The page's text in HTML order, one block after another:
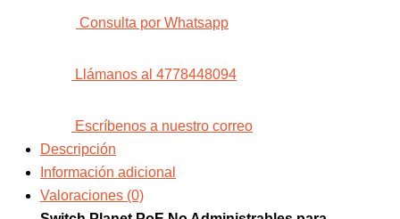
Consulta por Whatsapp
Llámanos al 4778448094
Escríbenos a nuestro correo
Descripción
Información adicional
Valoraciones (0)